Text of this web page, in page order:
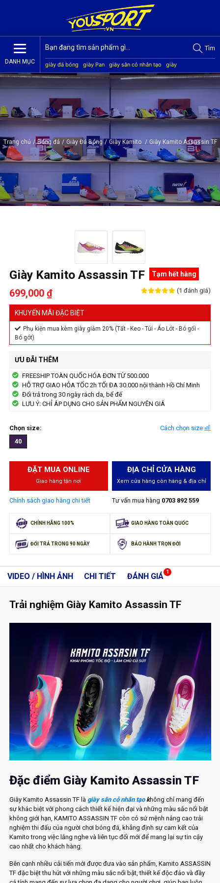
DANH MỤC
Tìm
giày đá bóng giày Pan giày sân cỏ nhân tạo
giày
Jogarbola
giày Mitre giày Akka quần áo bóng đá
giày
Trang chủ / Bóng đá / Giày Đá Bóng / Giày Kamito / Giày Kamito Assassin TF
Giày Kamito Assassin TF Tạm hết hàng
699,000 ₫ (1 đánh giá)
KHUYẾN MÃI ĐẶC BIỆT
Phụ kiện mua kèm giày giảm 20% (Tất - Keo - Túi - Áo Lót - Bó gối -
Bó gót)
ƯU ĐÃI THÊM
FREESHIP TOÀN QUỐC HÓA ĐƠN TỪ 500.000
HỖ TRỢ GIAO HỎA TỐC 2h TỐI ĐA 30.000 nội thành Hồ Chí Minh
Đổi trả trong 30 ngày rách da, bể đế
LƯU Ý: CHỈ ÁP DỤNG CHO SẢN PHẨM NGUYÊN GIÁ
Chọn size:
Cách chọn size
40
ĐẶT MUA ONLINE
Giao hàng tận nơi
Chính sách giao hàng chi tiết
ĐỊA CHỈ CỬA HÀNG
Xem cửa hàng còn hàng & địa chỉ
Tư vấn mua hàng 0703 892 559
CHÍNH HÃNG 100% GIAO HÀNG TOÀN QUỐC
ĐỔI TRẢ TRONG 90 NGÀY BẢO HÀNH TRỌN ĐỜI
VIDEO / HÌNH ẢNH CHI TIẾT ĐÁNH GIÁ 1
Trải nghiệm Giày Kamito Assassin TF
Đặc điểm Giày Kamito Assassin TF
Giày Kamito Assassin TF là giày sân cỏ nhân tạokhông chỉ mang đến
sự khác biệt với phong cách thiết kế hiện đại và những màu sắc nổi bật
không giới hạn, KAMITO ASSASSIN TF còn có sứ mệnh nâng cao trải
nghiệm thi đấu của người chơi bóng đá, khẳng định sự cam kết của
Kamito trong việc lắng nghe và liên tục đổi mới để mang lại sự tin cậy
cao nhất cho khách hàng.
Bên cạnh nhiều cải tiến mới được đưa vào sản phẩm, Kamito ASSASSIN
TF đặc biệt thu hút với những màu sắc nổi bật, thiết kế độc đáo và đầy